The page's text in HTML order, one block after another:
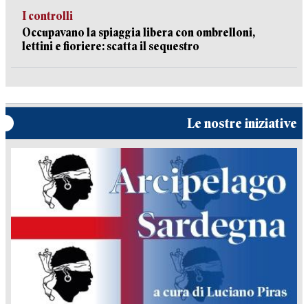
I controlli
Occupavano la spiaggia libera con ombrelloni,
lettini e fioriere: scatta il sequestro
Le nostre iniziative